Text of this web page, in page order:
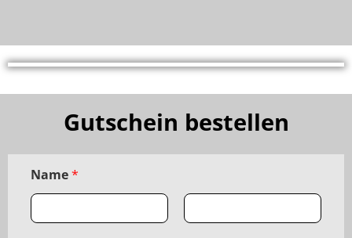
Gutschein bestellen
Name*